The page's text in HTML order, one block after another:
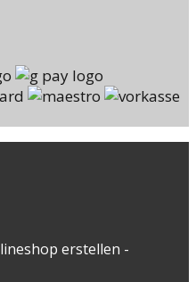
erstellen -